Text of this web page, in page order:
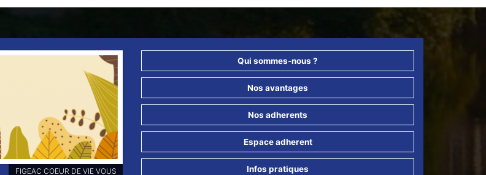
RETROUVEZ-NOUS SUR NOS
Qui sommes-nous ?
Nos avantages
Nos adherents
Espace adherent
Infos pratiques